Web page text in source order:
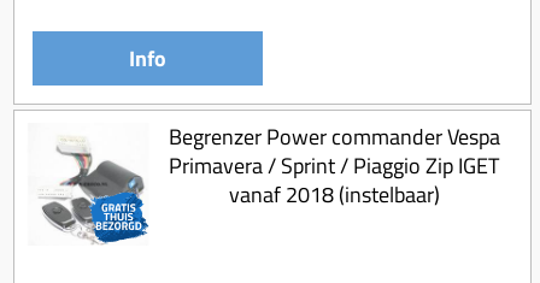
Info
Begrenzer Power commander Vespa
Primavera / Sprint / Piaggio Zip IGET
vanaf 2018 (instelbaar)